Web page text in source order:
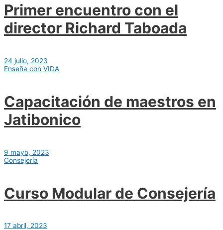
Primer encuentro con el
director Richard Taboada
24 julio, 2023
Enseña con VIDA
Capacitación de maestros en
Jatibonico
9 mayo, 2023
Consejería
Curso Modular de Consejería
17 abril, 2023